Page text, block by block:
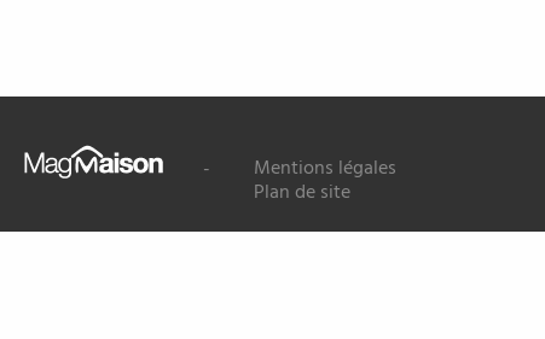
Mag
Maison
- Mentions légales
Plan de site